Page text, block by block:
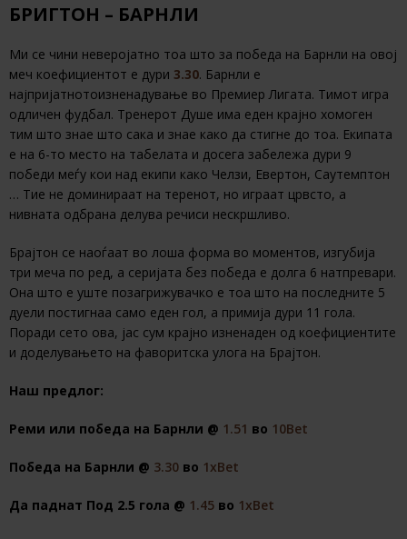
БРИГТОН – БАРНЛИ
Ми се чини неверојатно тоа што за победа на Барнли на овој
меч коефициентот е дури 3.30. Барнли е
најпријатнотоизненадување во Премиер Лигата. Тимот игра
одличен фудбал. Тренерот Душе има еден крајно хомоген
тим што знае што сака и знае како да стигне до тоа. Екипата
е на 6-то место на табелата и досега забележа дури 9
победи меѓу кои над екипи како Челзи, Евертон, Саутемптон
… Тие не доминираат на теренот, но играат црвсто, а
нивната одбрана делува речиси нескршливо.
Брајтон се наоѓаат во лоша форма во моментов, изгубија
три меча по ред, а серијата без победа е долга 6 натпревари.
Она што е уште позагрижувачко е тоа што на последните 5
дуели постигнаа само еден гол, а примија дури 11 гола.
Поради сето ова, јас сум крајно изненаден од коефициентите
и доделувањето на фаворитска улога на Брајтон.
Наш предлог:
Реми или победа на Барнли @ 1.51 во 10Bet
Победа на Барнли @ 3.30 во 1xBet
Да паднат Под 2.5 гола @ 1.45 во 1xBet